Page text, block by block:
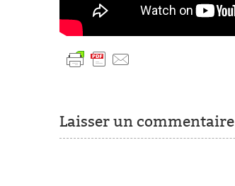
Laisser un commentaire